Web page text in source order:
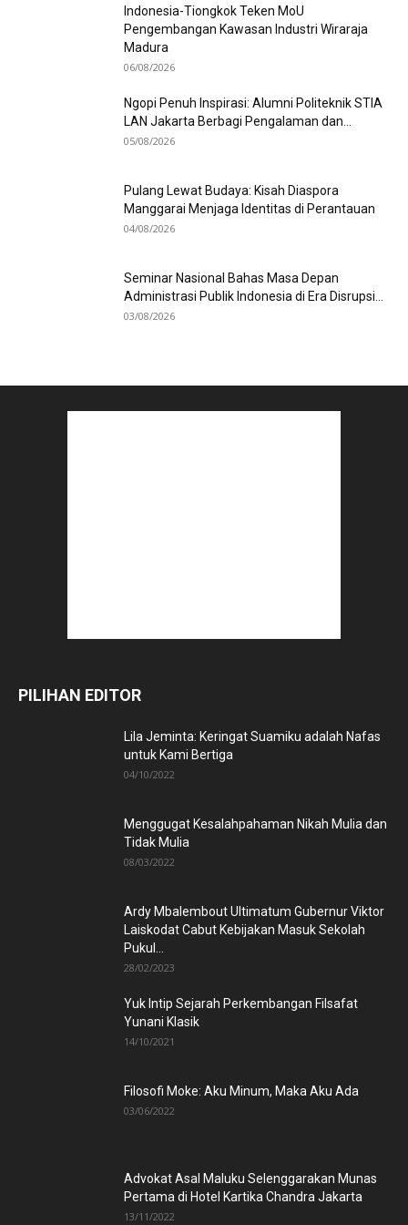
Indonesia-Tiongkok Teken MoU
Pengembangan Kawasan Industri Wiraraja
Madura
06/08/2026
Ngopi Penuh Inspirasi: Alumni Politeknik STIA
LAN Jakarta Berbagi Pengalaman dan...
05/08/2026
Pulang Lewat Budaya: Kisah Diaspora
Manggarai Menjaga Identitas di Perantauan
04/08/2026
Seminar Nasional Bahas Masa Depan
Administrasi Publik Indonesia di Era Disrupsi...
03/08/2026
PILIHAN EDITOR
Lila Jeminta: Keringat Suamiku adalah Nafas
untuk Kami Bertiga
04/10/2022
Menggugat Kesalahpahaman Nikah Mulia dan
Tidak Mulia
08/03/2022
Ardy Mbalembout Ultimatum Gubernur Viktor
Laiskodat Cabut Kebijakan Masuk Sekolah
Pukul...
28/02/2023
Yuk Intip Sejarah Perkembangan Filsafat
Yunani Klasik
14/10/2021
Filosofi Moke: Aku Minum, Maka Aku Ada
03/06/2022
Advokat Asal Maluku Selenggarakan Munas
Pertama di Hotel Kartika Chandra Jakarta
13/11/2022